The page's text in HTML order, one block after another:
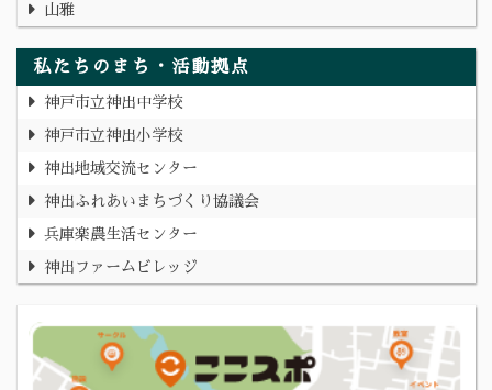
山雅
私たちのまち・活動拠点
神戸市立神出中学校
神戸市立神出小学校
神出地域交流センター
神出ふれあいまちづくり協議会
兵庫楽農生活センター
神出ファームビレッジ